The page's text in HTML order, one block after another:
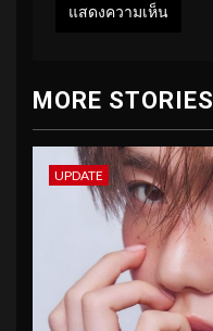
MORE STORIES
UPDATE